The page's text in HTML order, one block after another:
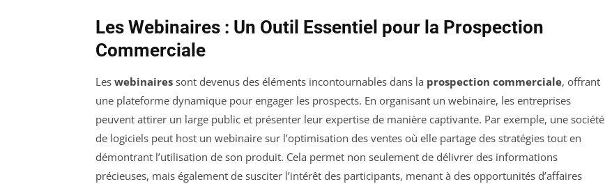
Les Webinaires : Un Outil Essentiel pour la Prospection
Commerciale
Les webinaires sont devenus des éléments incontournables dans la prospection commerciale, offrant
une plateforme dynamique pour engager les prospects. En organisant un webinaire, les entreprises
peuvent attirer un large public et présenter leur expertise de manière captivante. Par exemple, une société
de logiciels peut host un webinaire sur l’optimisation des ventes où elle partage des stratégies tout en
démontrant l’utilisation de son produit. Cela permet non seulement de délivrer des informations
précieuses, mais également de susciter l’intérêt des participants, menant à des opportunités d’affaires